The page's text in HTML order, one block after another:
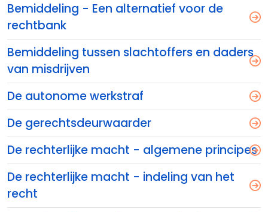
Bemiddeling - Een alternatief voor de
rechtbank
Bemiddeling tussen slachtoffers en daders
van misdrijven
De autonome werkstraf
De gerechtsdeurwaarder
De rechterlijke macht - algemene principes
De rechterlijke macht - indeling van het
recht